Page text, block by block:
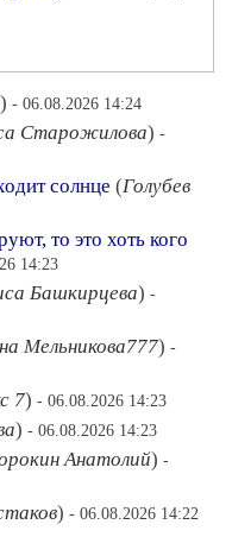
) - 06.08.2026 14:24
Старожилова) -
солнце (Голубев
то это хоть кого
14:23
Башкирцева) -
Мельникова777) -
7) - 06.08.2026 14:23
) - 06.08.2026 14:23
Анатолий) -
) - 06.08.2026 14:22